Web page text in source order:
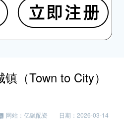
（Town to City）
网站：亿融配资
日期：2026-03-14